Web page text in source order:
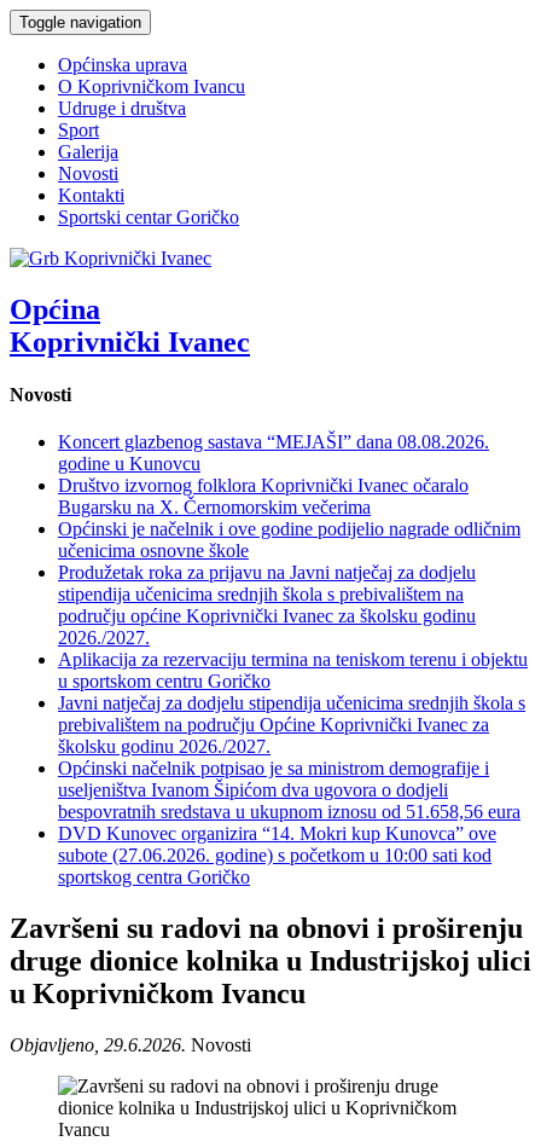
Toggle navigation
Općinska uprava
O Koprivničkom Ivancu
Udruge i društva
Sport
Galerija
Novosti
Kontakti
Sportski centar Goričko
Općina
Koprivnički Ivanec
Novosti
Koncert glazbenog sastava “MEJAŠI” dana 08.08.2026.
godine u Kunovcu
Društvo izvornog folklora Koprivnički Ivanec očaralo
Bugarsku na X. Černomorskim večerima
Općinski je načelnik i ove godine podijelio nagrade odličnim
učenicima osnovne škole
Produžetak roka za prijavu na Javni natječaj za dodjelu
stipendija učenicima srednjih škola s prebivalištem na
području općine Koprivnički Ivanec za školsku godinu
2026./2027.
Aplikacija za rezervaciju termina na teniskom terenu i objektu
u sportskom centru Goričko
Javni natječaj za dodjelu stipendija učenicima srednjih škola s
prebivalištem na području Općine Koprivnički Ivanec za
školsku godinu 2026./2027.
Općinski načelnik potpisao je sa ministrom demografije i
useljeništva Ivanom Šipićom dva ugovora o dodjeli
bespovratnih sredstava u ukupnom iznosu od 51.658,56 eura
DVD Kunovec organizira “14. Mokri kup Kunovca” ove
subote (27.06.2026. godine) s početkom u 10:00 sati kod
sportskog centra Goričko
Završeni su radovi na obnovi i proširenju
druge dionice kolnika u Industrijskoj ulici
u Koprivničkom Ivancu
Objavljeno, 29.6.2026. Novosti